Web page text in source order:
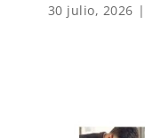
30 julio, 2026 |